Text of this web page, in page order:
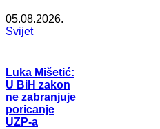
05.08.2026.
Svijet
Luka Mišetić:
U BiH zakon
ne zabranjuje
poricanje
UZP-a